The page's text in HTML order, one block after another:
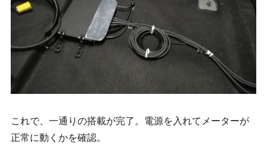
これで、一通りの搭載が完了。電源を入れてメーターが
正常に動くかを確認。